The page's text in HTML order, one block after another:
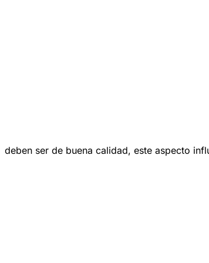
deben ser de buena calidad, este aspecto